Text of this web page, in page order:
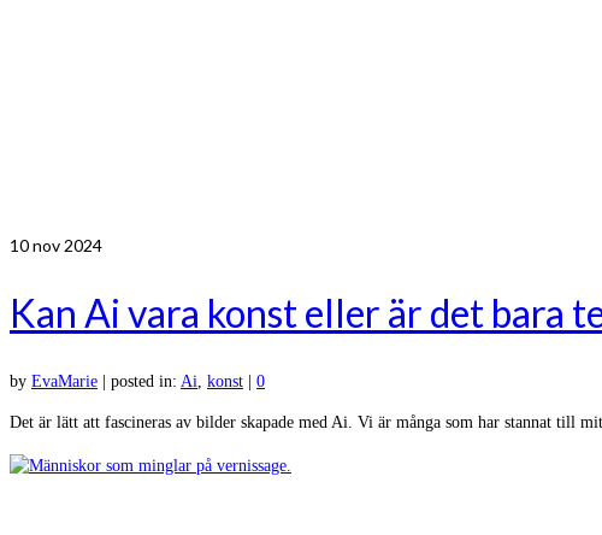
10nov 2024
Kan Ai vara konst eller är det bara
by EvaMarie posted in: Ai, konst 0
Det är lätt att fascineras av bilder skapade med Ai. Vi är många som har stannat till